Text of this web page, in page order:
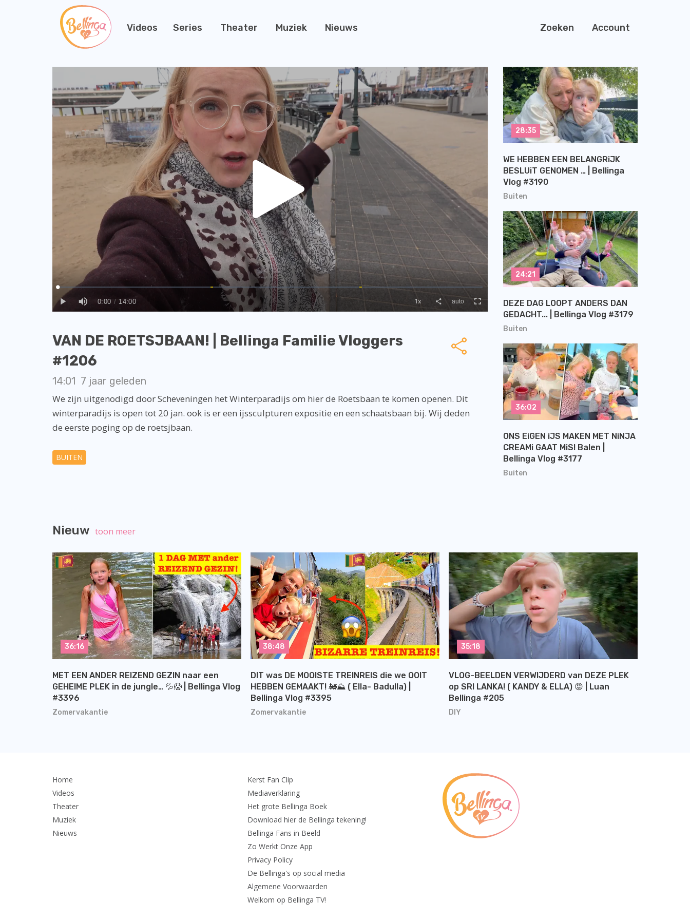
Videos Series Theater Muziek Nieuws Zoeken Account
VAN DE ROETSJBAAN! | Bellinga Familie Vloggers
#1206
14:01 7 jaar geleden
We zijn uitgenodigd door Scheveningen het Winterparadijs om hier de Roetsbaan te komen openen. Dit
winterparadijs is open tot 20 jan. ook is er een ijssculpturen expositie en een schaatsbaan bij. Wij deden
de eerste poging op de roetsjbaan.
BUITEN
Buiten
WE HEBBEN EEN BELANGRiJK
BESLUiT GENOMEN … | Bellinga
Vlog #3190
28:35
Buiten
DEZE DAG LOOPT ANDERS DAN
GEDACHT... | Bellinga Vlog #3179
24:21
Buiten
ONS EiGEN iJS MAKEN MET NiNJA
CREAMi GAAT MiS! Balen |
Bellinga Vlog #3177
36:02
Nieuw toon meer
Zomervakantie
MET EEN ANDER REIZEND GEZIN naar een
GEHEIME PLEK in de jungle… 💦😱 | Bellinga Vlog
#3396
36:16
Zomervakantie
DIT was DE MOOISTE TREINREIS die we OOIT
HEBBEN GEMAAKT! 🚂⛰️ ( Ella- Badulla) |
Bellinga Vlog #3395
38:48
DIY
VLOG-BEELDEN VERWIJDERD van DEZE PLEK
op SRI LANKA! ( KANDY & ELLA) 😡 | Luan
Bellinga #205
35:18
Home
Videos
Theater
Muziek
Nieuws
Kerst Fan Clip
Mediaverklaring
Het grote Bellinga Boek
Download hier de Bellinga tekening!
Bellinga Fans in Beeld
Zo Werkt Onze App
Privacy Policy
De Bellinga's op social media
Algemene Voorwaarden
Welkom op Bellinga TV!